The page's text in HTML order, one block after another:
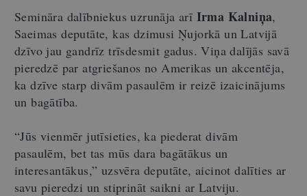
Semināra dalībniekus uzrunāja arī Irma Kalniņa,
Saeimas deputāte, kas dzimusi Ņujorkā un Latvijā
dzīvo jau gandrīz trīsdesmit gadus. Viņa dalījās savā
pieredzē par atgriešanos no Amerikas un akcentēja,
ka dzīve starp divām pasaulēm ir reizē izaicinājums
un bagātība.
“Jūs vienmēr jutīsieties, ka piederat divām
pasaulēm, bet tas mūs dara bagātākus un
interesantākus,” uzsvēra deputāte, aicinot dalīties ar
savu pieredzi un stiprināt saikni ar Latviju.